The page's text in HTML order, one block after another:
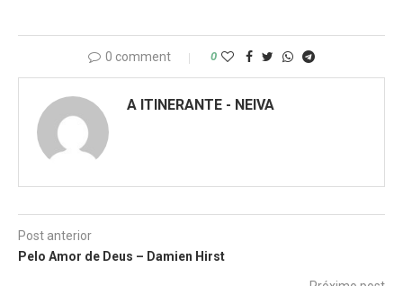
0 comment 0
A ITINERANTE - NEIVA
Post anterior
Pelo Amor de Deus – Damien Hirst